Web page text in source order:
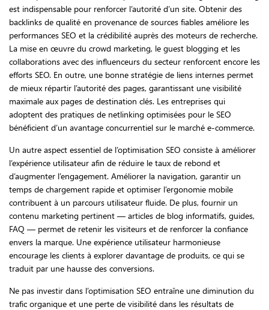
est indispensable pour renforcer l’autorité d’un site. Obtenir des
backlinks de qualité en provenance de sources fiables améliore les
performances SEO et la crédibilité auprès des moteurs de recherche.
La mise en œuvre du crowd marketing, le guest blogging et les
collaborations avec des influenceurs du secteur renforcent encore les
efforts SEO. En outre, une bonne stratégie de liens internes permet
de mieux répartir l’autorité des pages, garantissant une visibilité
maximale aux pages de destination clés. Les entreprises qui
adoptent des pratiques de netlinking optimisées pour le SEO
bénéficient d’un avantage concurrentiel sur le marché e-commerce.
Un autre aspect essentiel de l’optimisation SEO consiste à améliorer
l’expérience utilisateur afin de réduire le taux de rebond et
d’augmenter l’engagement. Améliorer la navigation, garantir un
temps de chargement rapide et optimiser l’ergonomie mobile
contribuent à un parcours utilisateur fluide. De plus, fournir un
contenu marketing pertinent — articles de blog informatifs, guides,
FAQ — permet de retenir les visiteurs et de renforcer la confiance
envers la marque. Une expérience utilisateur harmonieuse
encourage les clients à explorer davantage de produits, ce qui se
traduit par une hausse des conversions.
Ne pas investir dans l’optimisation SEO entraîne une diminution du
trafic organique et une perte de visibilité dans les résultats de